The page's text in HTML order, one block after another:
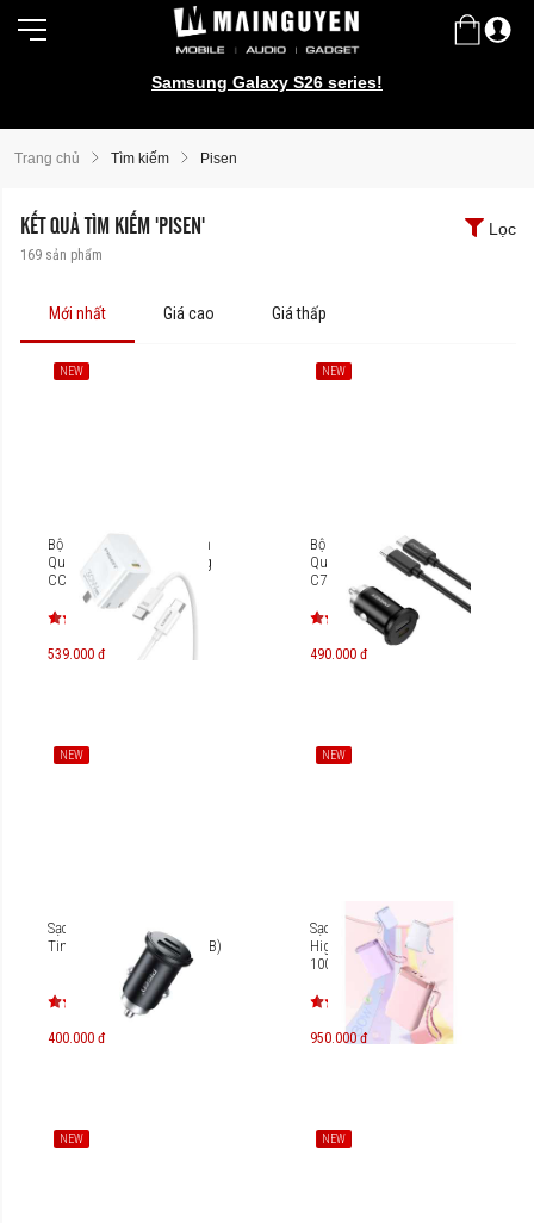
Samsung Galaxy S26 series!
iPhone 17 series!
Trang chủ Tìm kiếm Pisen
KẾT QUẢ TÌM KIẾM 'PISEN'
169 sản phẩm
Lọc
Mới nhất Giá cao Giá thấp
NEW
Bộ sạc nhanh USB-C Pisen
Quick PD30W GaN Folding
CC1000 TS-C179 (Type-C)
539.000 đ
NEW
Bộ sạc xe hơi USB-C Pisen
Quick Car Tiny 20W TP-
C77(GLB) CC1000
490.000 đ
NEW
Sạc xe hơi Pisen Quick Car
Tiny 30W 1C1A TP-C73(GLB)
400.000 đ
NEW
Sạc dự phòng Pisen Quick
High Power Box 30W
10000mAh TS-D381
950.000 đ
NEW NEW